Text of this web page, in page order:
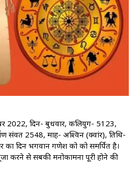
2022, दिन- बुधवार, कलियुग- 5123,
संवत 2548, माह- अश्विन (क्वांर), तिथि-
का दिन भगवान गणेश को को समर्पित है।
करने से सबकी मनोकामना पूरी होने की